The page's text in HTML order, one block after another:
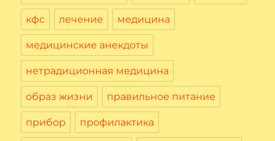
кфс лечение медицина
медицинские анекдоты
нетрадиционная медицина
образ жизни правильное питание
прибор профилактика